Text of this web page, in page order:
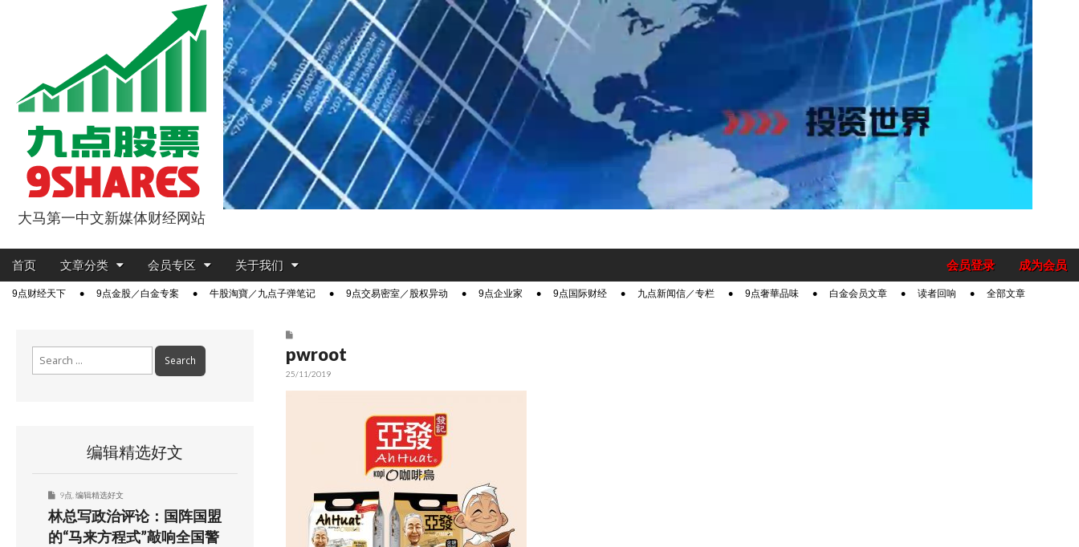
9点股票
大马第一中文新媒体财经网站
Main
Skip
content
首页 文章分类 会员专区 关于我们 成为会员
会员登录
Sub9点财经天下 9点金股／白金专案 牛股淘寶／九点子弹笔记 9点交易密室／股权异动 9点企业家 9点国际财经 九点新闻信／专栏 9点奢華品味 白金会员文章 读者回响 全部文章
pwroot
25/11/2019
编辑精选好文
9点 编辑精选好文
林总写政治评论：国阵国盟
的“马来方程式”敲响全国警